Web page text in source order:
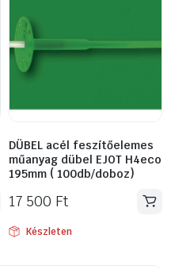
DÜBEL acél feszítőelemes
műanyag dübel EJOT H4eco
195mm ( 100db/doboz)
17 500 Ft
Készleten